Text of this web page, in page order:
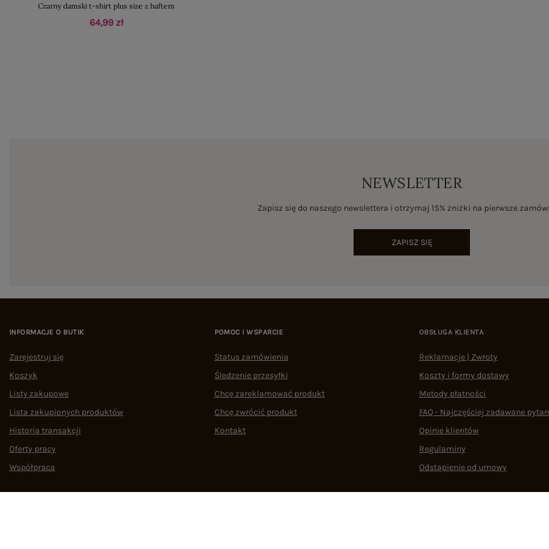
Czarny damski t-shirt plus size z haftem
64,99 zł
NEWSLETTER
Zapisz się do naszego newslettera i otrzymaj 15% zniżki na pierwsze
ZAPISZ SIĘ
INFORMACJE O BUTIK
Zarejestruj się
Koszyk
Listy zakupowe
Lista zakupionych produktów
Historia transakcji
Oferty pracy
Współpraca
POMOC I WSPARCIE
Status zamówienia
Śledzenie przesyłki
Chcę zareklamować produkt
Chcę zwrócić produkt
Kontakt
OBSŁUGA KLIENTA
Reklamacje | Zwroty
Koszty i formy dostawy
Metody płatności
FAQ - Najczęściej zadawane
Opinie klientów
Regulaminy
Odstąpienie od umowy